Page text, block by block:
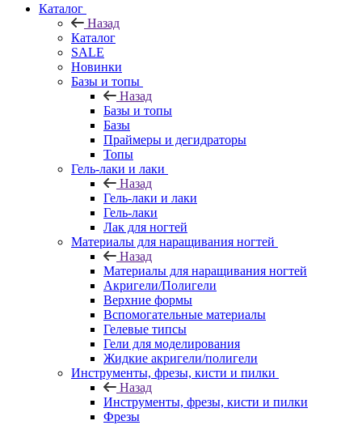
Каталог
Назад
Каталог
SALE
Новинки
Базы и топы
Назад
Базы и топы
Базы
Праймеры и дегидраторы
Топы
Гель-лаки и лаки
Назад
Гель-лаки и лаки
Гель-лаки
Лак для ногтей
Материалы для наращивания ногтей
Назад
Материалы для наращивания ногтей
Акригели/Полигели
Верхние формы
Вспомогательные материалы
Гелевые типсы
Гели для моделирования
Жидкие акригели/полигели
Инструменты, фрезы, кисти и пилки
Назад
Инструменты, фрезы, кисти и пилки
Фрезы